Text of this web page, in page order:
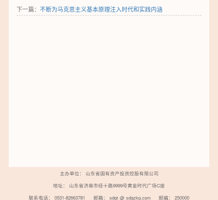
下一篇：不断为马克思主义基本原理注入时代和实践内涵
主办单位： 山东省国有资产投资控股有限公司
地址： 山东省济南市经十路9999号黄金时代广场C座
联系电话： 0531-82663781
邮箱： sdgt @ sdgzkg.com 邮编： 250000